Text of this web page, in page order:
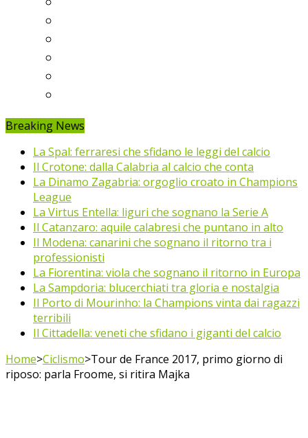
Breaking News
La Spal: ferraresi che sfidano le leggi del calcio
Il Crotone: dalla Calabria al calcio che conta
La Dinamo Zagabria: orgoglio croato in Champions
League
La Virtus Entella: liguri che sognano la Serie A
Il Catanzaro: aquile calabresi che puntano in alto
Il Modena: canarini che sognano il ritorno tra i
professionisti
La Fiorentina: viola che sognano il ritorno in Europa
La Sampdoria: blucerchiati tra gloria e nostalgia
Il Porto di Mourinho: la Champions vinta dai ragazzi
terribili
Il Cittadella: veneti che sfidano i giganti del calcio
Home>Ciclismo>Tour de France 2017, primo giorno di
riposo: parla Froome, si ritira Majka